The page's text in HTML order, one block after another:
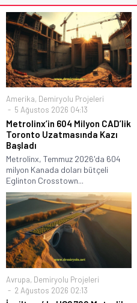
Amerika, Demiryolu Projeleri
5 Ağustos 2026 04:13
Metrolinx’in 604 Milyon CAD’lik
Toronto Uzatmasında Kazı
Başladı
Metrolinx, Temmuz 2026'da 604
milyon Kanada doları bütçeli
Eglinton Crosstown...
Avrupa, Demiryolu Projeleri
2 Ağustos 2026 02:13